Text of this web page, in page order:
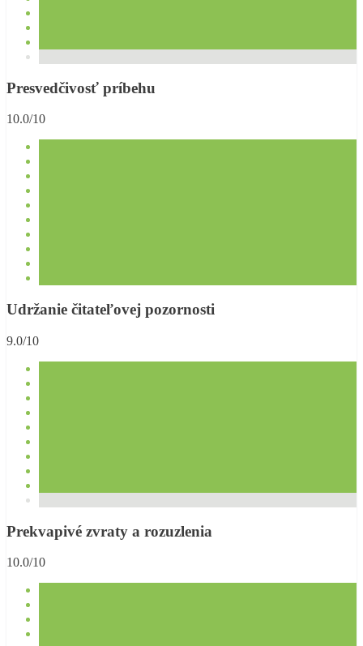
Presvedčivosť príbehu
10.0/10
Udržanie čitateľovej pozornosti
9.0/10
Prekvapivé zvraty a rozuzlenia
10.0/10